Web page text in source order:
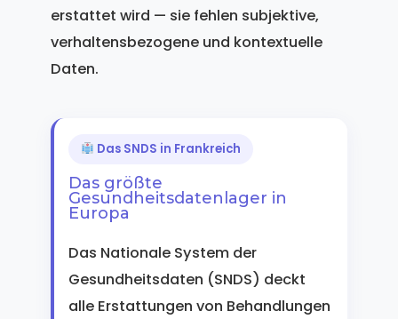
erstattet wird — sie fehlen subjektive,
verhaltensbezogene und kontextuelle
Daten.
Das SNDS in Frankreich
Das größte
Gesundheitsdatenlager in
Europa
Das Nationale System der
Gesundheitsdaten (SNDS) deckt
alle Erstattungen von Behandlungen